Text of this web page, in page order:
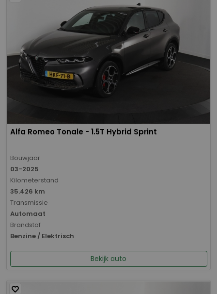
Alfa Romeo Tonale - 1.5T Hybrid Sprint
Bouwjaar
03-2025
Kilometerstand
35.426 km
Transmissie
Automaat
Brandstof
Benzine / Elektrisch
Bekijk auto